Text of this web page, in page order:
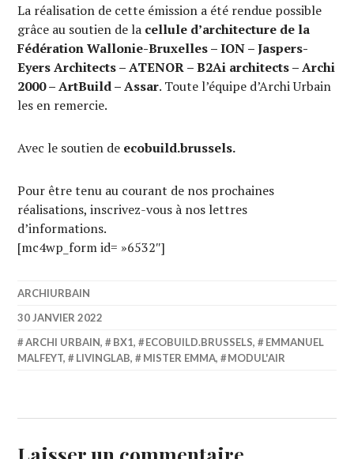
La réalisation de cette émission a été rendue possible
grâce au soutien de la cellule d’architecture de la
Fédération Wallonie-Bruxelles – ION – Jaspers-
Eyers Architects – ATENOR – B2Ai architects – Archi
2000 – ArtBuild – Assar. Toute l’équipe d’Archi Urbain
les en remercie.
Avec le soutien de ecobuild.brussels.
Pour être tenu au courant de nos prochaines
réalisations, inscrivez-vous à nos lettres
d’informations.
[mc4wp_form id= »6532″]
ARCHIURBAIN
30 JANVIER 2022
ARCHI URBAIN, BX1, ECOBUILD.BRUSSELS,
EMMANUEL
MALFEYT, LIVINGLAB, MISTER EMMA, MODUL'AIR
Laisser un commentaire